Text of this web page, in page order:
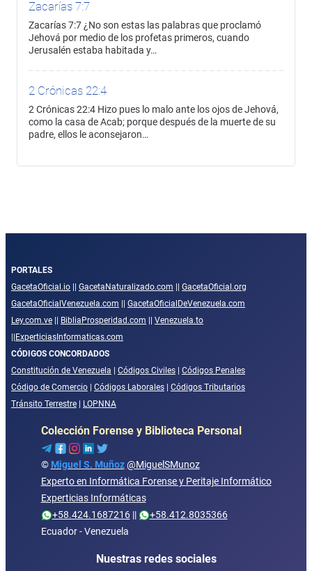
Zacarías 7:7
Zacarías 7:7 ¿No son estas las palabras que proclamó
Jehová por medio de los profetas primeros, cuando
Jerusalén estaba habitada y…
2 Crónicas 22:4
2 Crónicas 22:4 Hizo pues lo malo ante los ojos de Jehová,
como la casa de Acab; porque después de la muerte de su
padre, ellos le aconsejaron…
PORTALES
GacetaOficial.io
GacetaNaturalizado.com
GacetaOficial.org
GacetaOficialVenezuela.com
GacetaOficialDeVenezuela.com
Ley.com.ve
BibliaProsperidad.com
Venezuela.to
ExperticiasInformaticas.com
CÓDIGOS CONCORDADOS
Constitución de Venezuela
Códigos Civiles
Códigos Penales
Código de Comercio
Códigos Laborales
Códigos Tributarios
Tránsito Terrestre
LOPNNA
Colección Forense y Biblioteca Personal
© Miguel S. Muñoz @MiguelSMunoz
Experto en Informática Forense y Peritaje Informático
Experticias Informáticas
+58.424.1687216||
+58.412.8035366
Ecuador - Venezuela
Nuestras redes sociales